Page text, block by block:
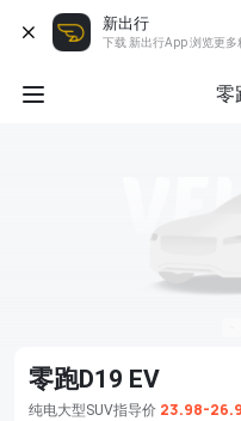
新出行
下载 新出行App 浏览更多
零
零跑D19 EV
纯电大型SUV指导价 23.98-